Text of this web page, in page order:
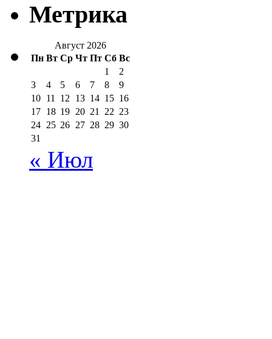
Метрика
Август 2026
Пн Вт Ср Чт Пт Сб Вс
1
2
3
4 5 6 7 8
9
10 11 12 13 14 15 16
17 18 19 20 21 22 23
24 25 26 27 28 29 30
31
« Июл